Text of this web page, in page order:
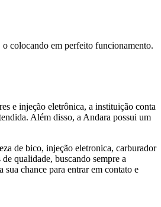
colocando em perfeito funcionamento.
e injeção eletrônica, a instituição conta
Além disso, a Andara possui um
de bico, injeção eletronica, carburador
qualidade, buscando sempre a
chance para entrar em contato e